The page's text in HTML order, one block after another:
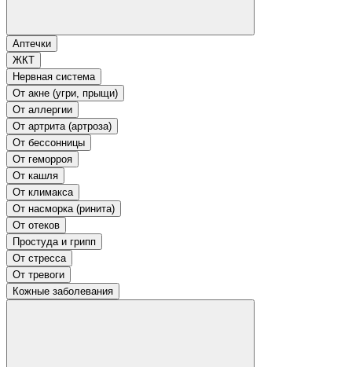
Аптечки
ЖКТ
Нервная система
От акне (угри, прыщи)
От аллергии
От артрита (артроза)
От бессонницы
От геморроя
От кашля
От климакса
От насморка (ринита)
От отеков
Простуда и грипп
От стресса
От тревоги
Кожные заболевания